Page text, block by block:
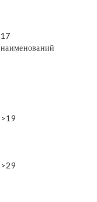
17
наименований
>19
>29